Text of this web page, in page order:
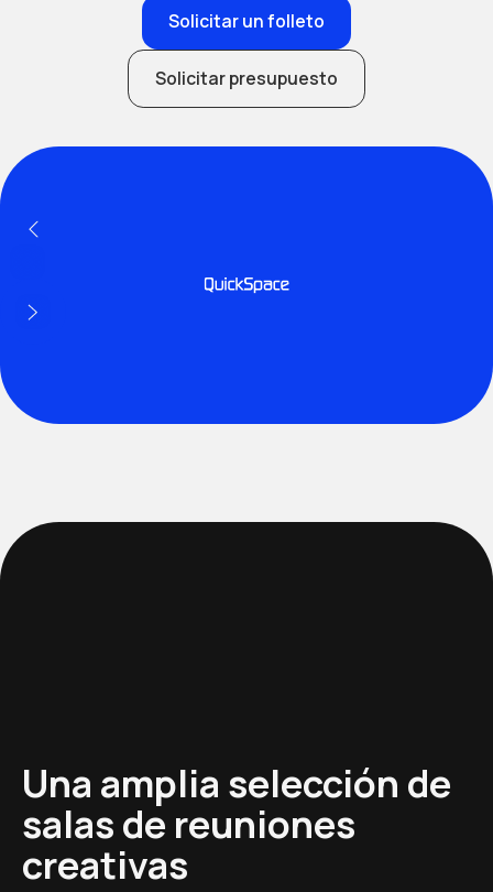
Solicitar un folleto
Solicitar presupuesto
Una amplia selección de
salas de reuniones
creativas